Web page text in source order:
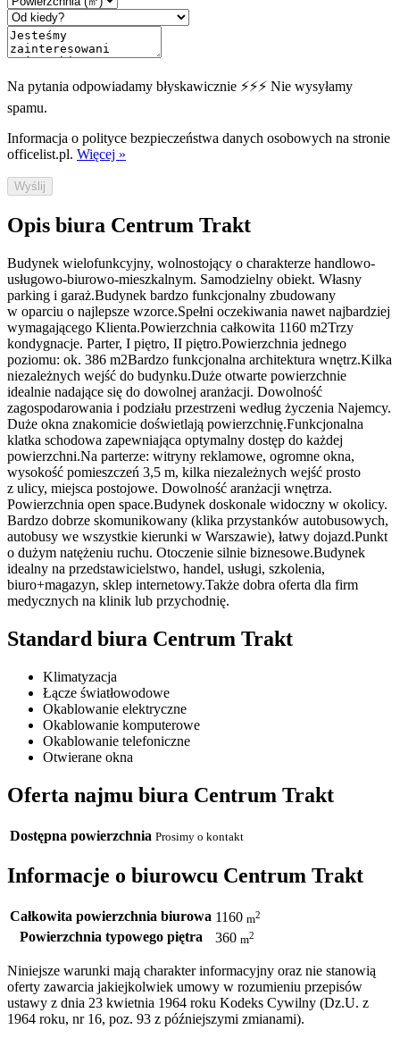
Na pytania odpowiadamy błyskawicznie ⚡⚡⚡ Nie wysyłamy
spamu.
Informacja o polityce bezpieczeństwa danych osobowych na stronie
officelist.pl. Więcej »
Wyślij
Opis biura Centrum Trakt
Budynek wielofunkcyjny, wolnostojący o charakterze handlowo-
usługowo-biurowo-mieszkalnym. Samodzielny obiekt. Własny
parking i garaż.Budynek bardzo funkcjonalny zbudowany
w oparciu o najlepsze wzorce.Spełni oczekiwania nawet najbardziej
wymagającego Klienta.Powierzchnia całkowita 1160 m2Trzy
kondygnacje. Parter, I piętro, II piętro.Powierzchnia jednego
poziomu: ok. 386 m2Bardzo funkcjonalna architektura wnętrz.Kilka
niezależnych wejść do budynku.Duże otwarte powierzchnie
idealnie nadające się do dowolnej aranżacji. Dowolność
zagospodarowania i podziału przestrzeni według życzenia Najemcy.
Duże okna znakomicie doświetlają powierzchnię.Funkcjonalna
klatka schodowa zapewniająca optymalny dostęp do każdej
powierzchni.Na parterze: witryny reklamowe, ogromne okna,
wysokość pomieszczeń 3,5 m, kilka niezależnych wejść prosto
z ulicy, miejsca postojowe. Dowolność aranżacji wnętrza.
Powierzchnia open space.Budynek doskonale widoczny w okolicy.
Bardzo dobrze skomunikowany (klika przystanków autobusowych,
autobusy we wszystkie kierunki w Warszawie), łatwy dojazd.Punkt
o dużym natężeniu ruchu. Otoczenie silnie biznesowe.Budynek
idealny na przedstawicielstwo, handel, usługi, szkolenia,
biuro+magazyn, sklep internetowy.Także dobra oferta dla firm
medycznych na klinik lub przychodnię.
Standard biura Centrum Trakt
Klimatyzacja
Łącze światłowodowe
Okablowanie elektryczne
Okablowanie komputerowe
Okablowanie telefoniczne
Otwierane okna
Oferta najmu biura Centrum Trakt
Dostępna powierzchnia Prosimy o kontakt
Informacje o biurowcu Centrum Trakt
Całkowita powierzchnia biurowa 1160 m2
Powierzchnia typowego piętra 360 m2
Niniejsze warunki mają charakter informacyjny oraz nie stanowią
oferty zawarcia jakiejkolwiek umowy w rozumieniu przepisów
ustawy z dnia 23 kwietnia 1964 roku Kodeks Cywilny (Dz.U. z
1964 roku, nr 16, poz. 93 z późniejszymi zmianami).